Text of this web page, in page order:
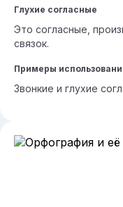
Глухие согласные
Это согласные,
связок.
Примеры
Звонкие и глухие